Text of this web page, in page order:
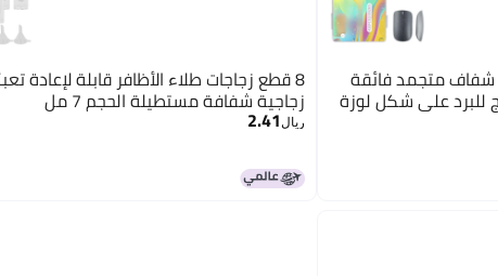
شفاف متجمد فائقة
للبرد على شكل لوزة
8 قطع زجاجات طلاء الأظافر قابلة لإعادة
زجاجية شفافة مستطيلة الحجم 7 مل
ريال2.41